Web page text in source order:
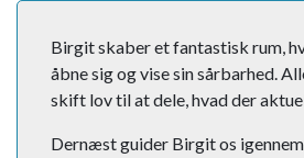
Birgit skaber et fantastisk rum,
åbne sig og vise sin sårbarhed.
skift lov til at dele, hvad der
Dernæst guider Birgit os